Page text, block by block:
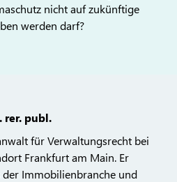
nicht auf zukünftige
werden darf?
rer. publ.
für Verwaltungsrecht bei
Frankfurt am Main. Er
Immobilienbranche und